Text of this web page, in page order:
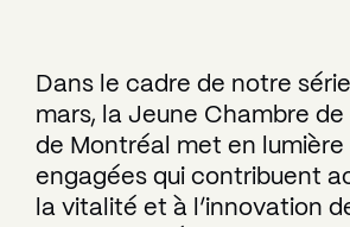
Dans le cadre de notre
mars, la Jeune Chambre
de Montréal met en
engagées qui contribuent
la vitalité et à l’innovation